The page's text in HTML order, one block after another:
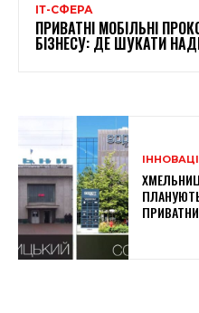
ІТ-СФЕРА
ПРИВАТНІ МОБІЛЬНІ
БІЗНЕСУ: ДЕ ШУКАТИ